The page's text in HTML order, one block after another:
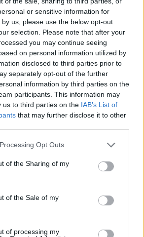
or sensitive information for
us, please use the below opt-out
selection. Please note that after your
you may continue seeing
on personal information utilized by
disclosed to third parties prior to
separately opt-out of the further
information by third parties on the
participants. This information may
us to third parties on the IAB’s List of
that may further disclose it to other
Opt Outs
of the Sharing of my
of the Sale of my
of processing my
leggera e compatta
e freschezza.
la casacca i dettagli: sul petto è
il simbolo del Grifone e,
Club più antico d’Italia”. Il
blu presenta, nella parte
chiusura a due bottoni.
l’anno 1893 della
all’interno lo scudetto che
vinti nella sua storia dal
l’outfit pantaloncini e
da Lotto per il nuovo
tecnologico ma dalla mano